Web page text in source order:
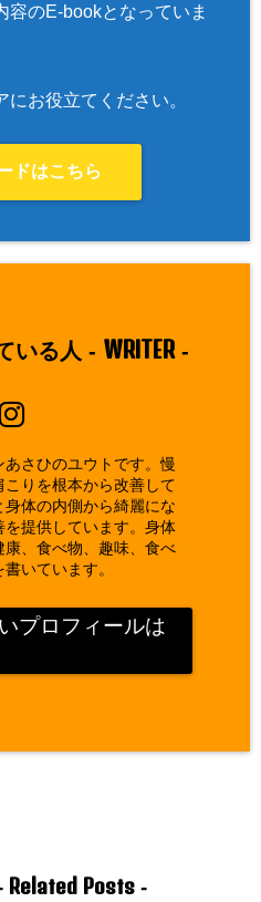
容のE-bookとなっていま
お役立てください。
ドはこちら
いる人 - WRITER-
あさひのユウトです。慢
こりを根本から改善して
身体の内側から綺麗にな
を提供しています。身体
康、食べ物、趣味、食べ
いています。
プロフィールは
Related Posts-